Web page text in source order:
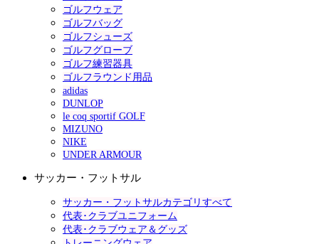
ゴルフウェア
ゴルフバッグ
ゴルフシューズ
ゴルフグローブ
ゴルフ練習器具
ゴルフラウンド用品
adidas
DUNLOP
le coq sportif GOLF
MIZUNO
NIKE
UNDER ARMOUR
サッカー・フットサル
サッカー・フットサルカテゴリすべて
代表･クラブユニフォーム
代表･クラブウェア＆グッズ